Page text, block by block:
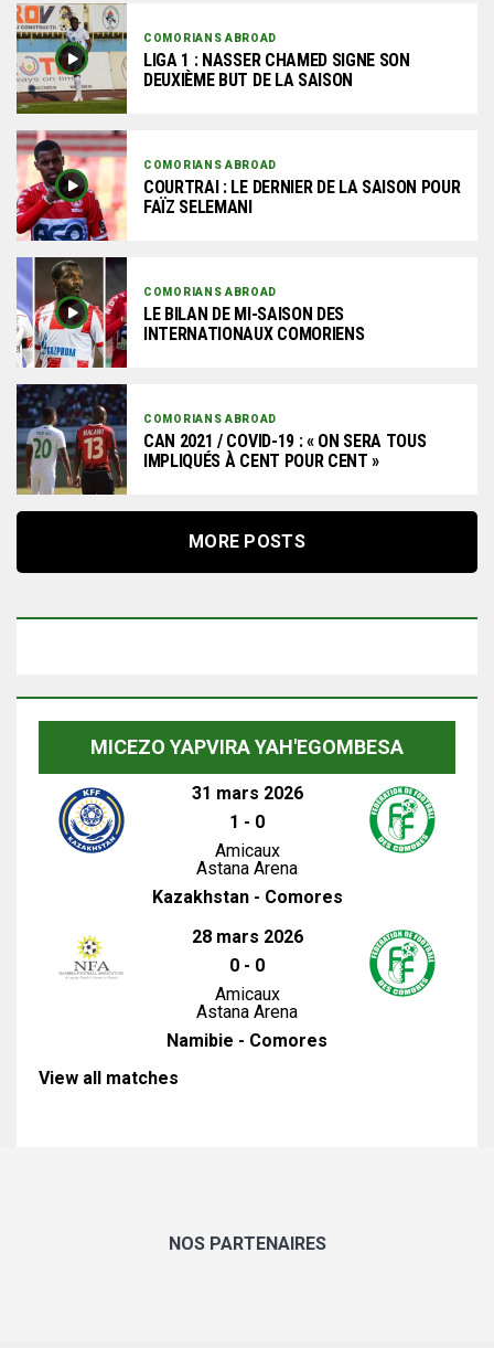
COMORIANS ABROAD
LIGA 1 : NASSER CHAMED SIGNE SON
DEUXIÈME BUT DE LA SAISON
COMORIANS ABROAD
COURTRAI : LE DERNIER DE LA SAISON POUR
FAÏZ SELEMANI
COMORIANS ABROAD
LE BILAN DE MI-SAISON DES
INTERNATIONAUX COMORIENS
COMORIANS ABROAD
CAN 2021 / COVID-19 : « ON SERA TOUS
IMPLIQUÉS À CENT POUR CENT »
MORE POSTS
MICEZO YAPVIRA YAH'EGOMBESA
31 mars 2026
1 - 0
Amicaux
Astana Arena
Kazakhstan - Comores
28 mars 2026
0 - 0
Amicaux
Astana Arena
Namibie - Comores
View all matches
NOS PARTENAIRES